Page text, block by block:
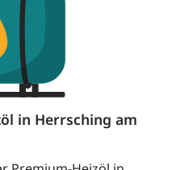
in Herrsching am